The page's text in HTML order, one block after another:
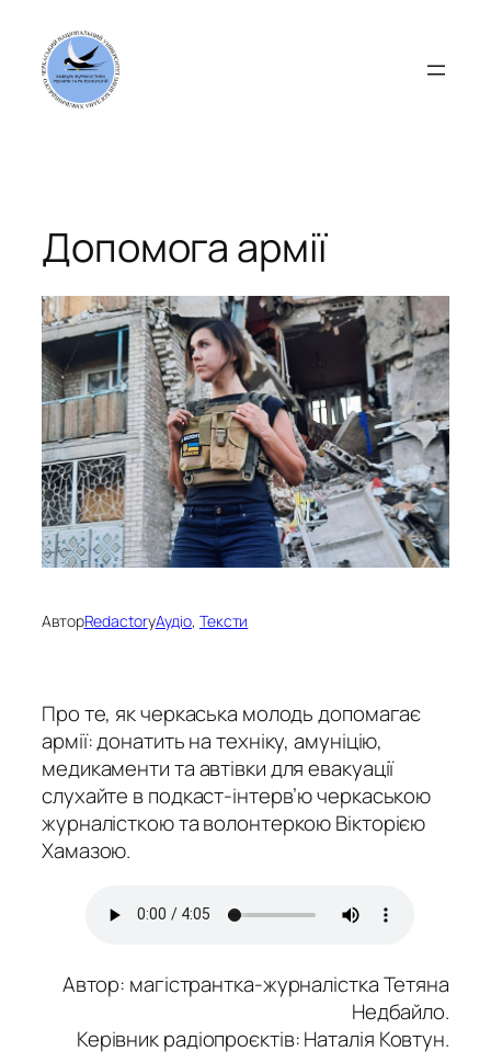
вмісту
Допомога армії
АвторRedactorуАудіо, Тексти
Про те, як черкаська молодь допомагає
армії: донатить на техніку, амуніцію,
медикаменти та автівки для евакуації
слухайте в подкаст-інтерв’ю черкаською
журналісткою та волонтеркою Вікторією
Хамазою.
Автор: магістрантка-журналістка Тетяна
Недбайло.
Керівник радіопроєктів: Наталія Ковтун.